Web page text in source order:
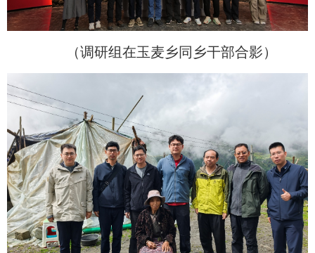
（调研组在玉麦乡同乡干部合影）